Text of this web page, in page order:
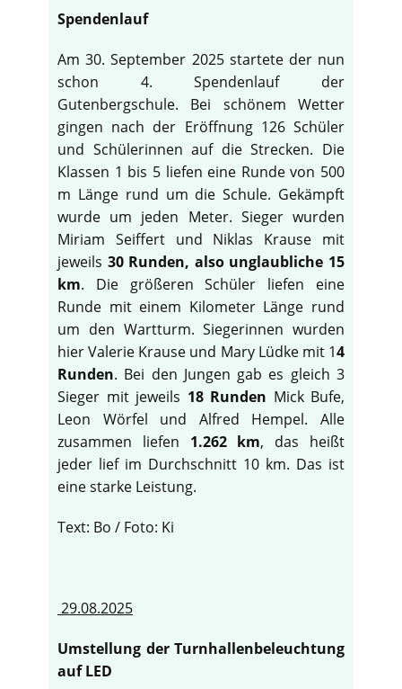
Spendenlauf
Am 30. September 2025 startete der nun
schon 4. Spendenlauf der
Gutenbergschule. Bei schönem Wetter
gingen nach der Eröffnung 126 Schüler
und Schülerinnen auf die Strecken. Die
Klassen 1 bis 5 liefen eine Runde von 500
m Länge rund um die Schule. Gekämpft
wurde um jeden Meter. Sieger wurden
Miriam Seiffert und Niklas Krause mit
jeweils 30 Runden, also unglaubliche 15
km. Die größeren Schüler liefen eine
Runde mit einem Kilometer Länge rund
um den Wartturm. Siegerinnen wurden
hier Valerie Krause und Mary Lüdke mit 14
Runden. Bei den Jungen gab es gleich 3
Sieger mit jeweils 18 Runden Mick Bufe,
Leon Wörfel und Alfred Hempel. Alle
zusammen liefen 1.262 km, das heißt
jeder lief im Durchschnitt 10 km. Das ist
eine starke Leistung.
Text: Bo / Foto: Ki
29.08.2025
Umstellung der Turnhallenbeleuchtung
auf LED